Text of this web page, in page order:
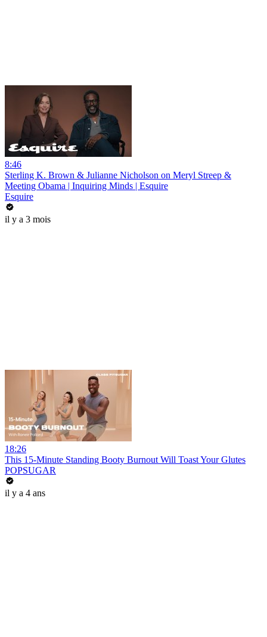
8:46
Sterling K. Brown & Julianne Nicholson on Meryl Streep &
Meeting Obama | Inquiring Minds | Esquire
Esquire
il y a 3 mois
18:26
This 15-Minute Standing Booty Burnout Will Toast Your Glutes
POPSUGAR
il y a 4 ans